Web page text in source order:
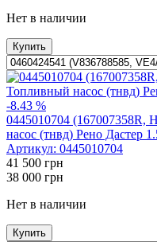
Нет в наличии
Купить
-8.43 %
0445010704 (167007358R,
насос (тнвд) Рено Дастер
Артикул: 0445010704
41 500 грн
38 000 грн
Нет в наличии
Купить